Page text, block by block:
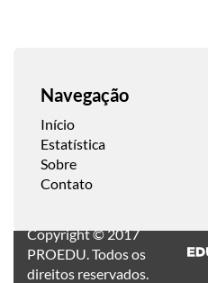
Navegação
Início
Estatística
Sobre
Contato
Copyright © 2017
PROEDU. Todos os
direitos reservados.